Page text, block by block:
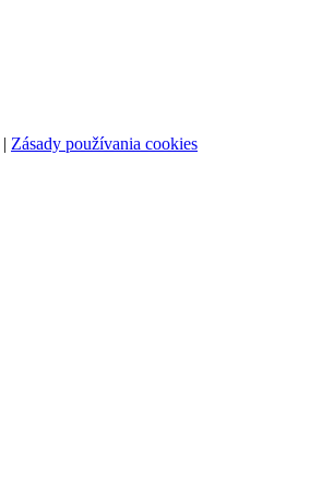
| Zásady používania cookies